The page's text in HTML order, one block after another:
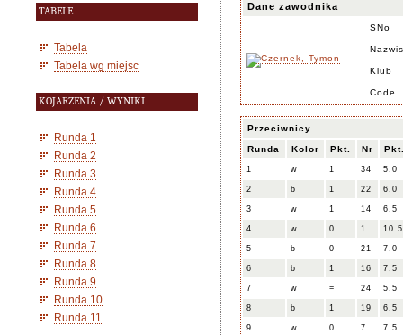
TABELE
Tabela
Tabela wg miejsc
KOJARZENIA / WYNIKI
Runda 1
Runda 2
Runda 3
Runda 4
Runda 5
Runda 6
Runda 7
Runda 8
Runda 9
Runda 10
Runda 11
Dane zawodnika
SNo
Klub
Code
Przeciwnicy
Runda Kolor Pkt. Nr
1 w 1 34 5.0
2 b 1 22 6.0
3 w 1 14 6.5
4 w 0 1 10.5
5 b 0 21 7.0
6 b 1 16 7.5
7 w = 24 5.5
8 b 1 19 6.5
9 w 0 7 7.5